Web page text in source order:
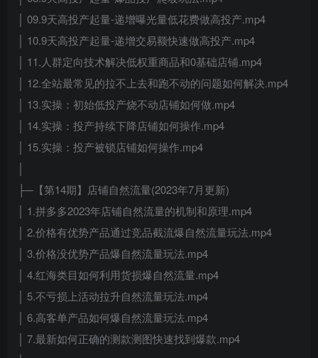
│ 09.9天高投产起量-递增曝光量低花费做高投产.mp4
│ 10.9天高投产起量-递增交易额快速做高投产.mp4
│ 11.人群定向技术解决低权重商品和0基础店铺.mp4
│ 12.全站最常见的拉不上去和跑不动的问题如何解决.mp4
│ 13.实操：初始低投产烧不动店铺如何做.mp4
│ 14.实操：投产持续下降店铺如何操作.mp4
│ 15.实操：投产被锁店铺如何操作.mp4
├─【第14期】店铺自然流量(2023年7月更新)
│ 1.拼多多2023年店铺自然流量的机制和原理.mp4
│ 2.价格有优势产品通过竞品截流爆自然流量玩法.mp4
│ 3.价格没优势产品爆自然流量玩法.mp4
│ 4.红海类目如何利用货损爆自然流量.mp4
│ 5.不亏损上活动拉升自然流量玩法.mp4
│ 6.高客单产品如何爆自然流量玩法.mp4
│ 7.最新如何正确的测款测图快速找到爆款.mp4